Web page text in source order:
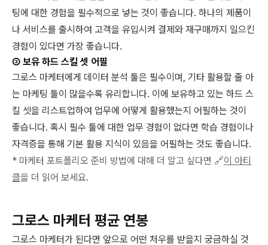
팅에 대한 경험을 필수적으로 넣는 것이 좋습니다. 하나의 제품이
나 서비스를 출시하여 고객을 유입시켜 결제와 재구매까지 일으킨
경험이 있다면 가장 좋습니다.
③ 보유 하드 스킬 셋 어필
그로스 마케터에게 데이터 분석 툴은 필수이며, 기타 활용할 줄 아
는 마케팅 툴이 많을수록 유리합니다. 이에 보유하고 있는 하드 스
킬 셋을 리스트업하여 업무에 어떻게 활용했는지 어필하는 것이
좋습니다. 혹시 필수 툴에 대한 업무 경험이 없다면 학습 경험이나
자격증을 통해 기본 활용 지식이 있음을 어필하는 것도 좋습니다.
* 마케터 포트폴리오 준비 방법에 대해 더 알고 싶다면 🔗이 아티
클을 더 읽어 보세요.
그로스 마케터 평균 연봉
그로스 마케터가 된다면 앞으로 어떤 처우를 받을지 궁금하실 것